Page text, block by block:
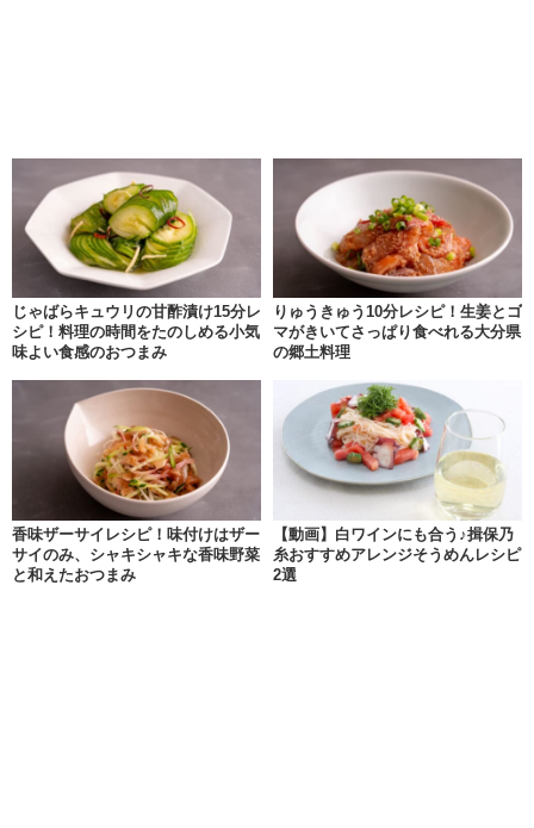
じゃばらキュウリの甘酢漬け15分レ
シピ！料理の時間をたのしめる小気
味よい食感のおつまみ
りゅうきゅう10分レシピ！生姜とゴ
マがきいてさっぱり食べれる大分県
の郷土料理
香味ザーサイレシピ！味付けはザー
サイのみ、シャキシャキな香味野菜
と和えたおつまみ
【動画】白ワインにも合う♪揖保乃
糸おすすめアレンジそうめんレシピ
2選